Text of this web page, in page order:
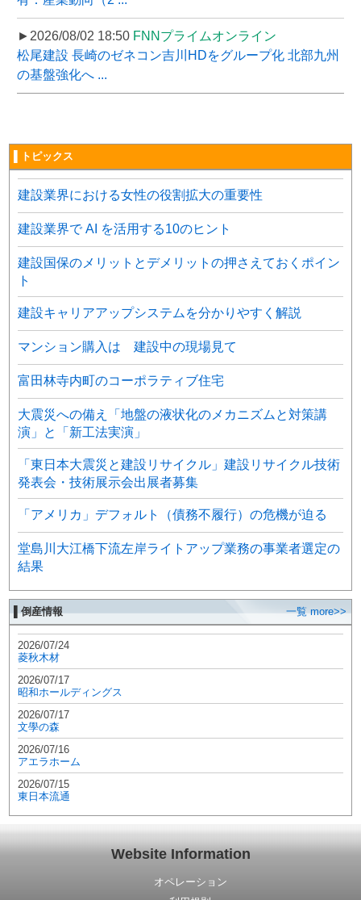
►2026/08/02 18:50 FNNプライムオンライン
松尾建設 長崎のゼネコン吉川HDをグループ化 北部九州
の基盤強化へ ...
▌トピックス
建設業界における女性の役割拡大の重要性
建設業界で AI を活用する10のヒント
建設国保のメリットとデメリットの押さえておくポイン
ト
建設キャリアアップシステムを分かりやすく解説
マンション購入は 建設中の現場見て
富田林寺内町のコーポラティブ住宅
大震災への備え「地盤の液状化のメカニズムと対策講
演」と「新工法実演」
「東日本大震災と建設リサイクル」建設リサイクル技術
発表会・技術展示会出展者募集
「アメリカ」デフォルト（債務不履行）の危機が迫る
堂島川大江橋下流左岸ライトアップ業務の事業者選定の
結果
▌倒産情報 一覧 more>>
2026/07/24
菱秋木材
2026/07/17
昭和ホールディングス
2026/07/17
文學の森
2026/07/16
アエラホーム
2026/07/15
東日本流通
Website Information
オペレーション